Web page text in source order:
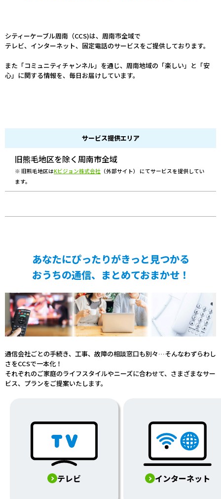
シティーケーブル周南（CCS)は、周南市全域で
テレビ、インターネット、固定電話のサービスをご提供しております。
また「コミュニティチャンネル」を通じ、周南地域の「楽しい」と「安
心」に関する情報を、毎日お届けしています。
サービス提供エリア
旧熊毛地区を除く周南市全域
※ 旧熊毛地区はKビジョン株式会社 （外部サイト） にてサービスを提供してい
ます。
あなたにぴったりがきっと見つかる
おうちの通信、まとめておまかせ！
通信会社ごとの手続き、工事、故障の相談窓口も別々…そんなわずらわし
さをCCSで一本化！
それぞれのご家庭のライフスタイルやニーズに合わせて、さまざまなサー
ビス、プランをご提案いたします。
テレビ インターネット